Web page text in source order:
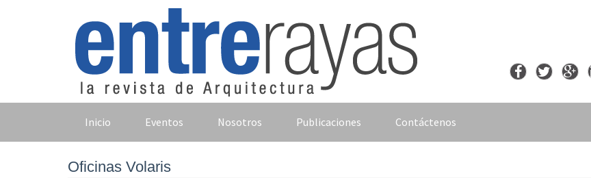
Inicio Eventos Nosotros Publicaciones Contáctenos
Oficinas Volaris